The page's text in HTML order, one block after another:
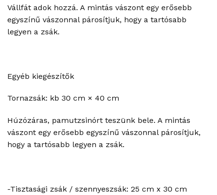
Vállfát adok hozzá. A mintás vászont egy erősebb
egyszínű vászonnal párosítjuk, hogy a tartósabb
legyen a zsák.
Egyéb kiegészítők
Tornazsák: kb 30 cm × 40 cm
Húzózáras, pamutzsinórt teszünk bele. A mintás
vászont egy erősebb egyszínű vászonnal párosítjuk,
hogy a tartósabb legyen a zsák.
-Tisztasági zsák / szennyeszsák: 25 cm x 30 cm